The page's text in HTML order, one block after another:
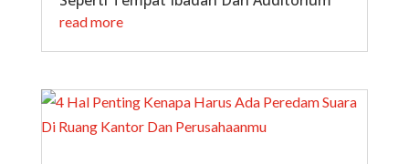
read more